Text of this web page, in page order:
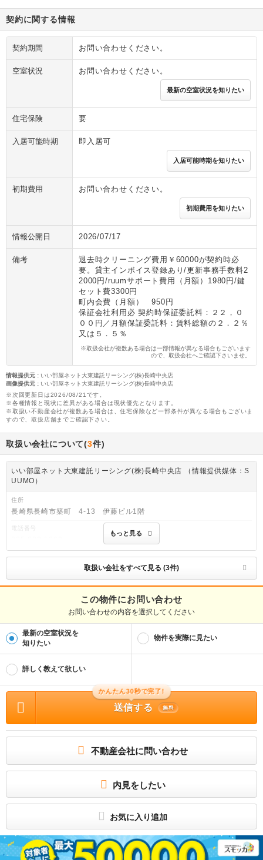
契約に関する情報
契約期間 お問い合わせください。
空室状況 お問い合わせください。
最新の空室状況を知りたい
住宅保険 要
入居可能時期 即入居可
入居可能時期を知りたい
初期費用 お問い合わせください。
初期費用を知りたい
情報公開日 2026/07/17
備考
退去時クリーニング費用￥60000が契約時必
要。貸主インボイス登録あり/更新事務手数料2
2000円/ruumサポート費用（月額）1980円/鍵
セット費3300円
町内会費（月額） 950円
保証会社利用必 契約時保証委託料：２２，０
００円／月額保証委託料：賃料総額の２．２％
又は５．５％
※取扱会社が複数ある場合は一部情報が異なる場合もございます
ので、取扱会社へご確認下さいませ。
情報提供元 : いい部屋ネット大東建託リーシング(株)長崎中央店
画像提供元 : いい部屋ネット大東建託リーシング(株)長崎中央店
※次回更新日は2026/08/21です。
※各種情報と現状に差異がある場合は現状優先となります。
※取扱い不動産会社が複数ある場合は、住宅保険など一部条件が異なる場合もございま
すので、取扱店舗までご確認下さい。
取扱い会社について(3件)
いい部屋ネット大東建託リーシング(株)長崎中央店 （情報提供媒体：S
UUMO）
住所
長崎県長崎市築町 4-13 伊藤ビル1階
電話番号
免許番号
国土交通大臣(2)第9120号
取引態様
100512172887
※お問い合わせの際には、担当者へ物件管理番号をお伝えください。
7分 / 面積 : 51.12m² / 築年月 : 2019年03月 / 賃料 : 5.2万円 / 管理費又は共益費
住宅総合保険等の損害保険料 : 要 / その他 : 退去時クリーニング費用￥60000が契
約時必要。貸主インボイス登録あり/更新事務手数料22000円/ruumサポート費用
（月額）1980円/鍵セット費3300円 町内会費（月額） 950円 保証会社利用必 契
約時保証委託料：２２，０００円／月額保証委託料：賃料総額の２．２％又は５．
ニターで来訪者を確認し、インターホンを通じて室内から会話することができま
（公財）日本賃貸住宅管理協会会員
（公社）首都圏不動産公正取引協議会加盟
もっと見る
取扱い会社をすべて見る (3件)
この物件にお問い合わせ
お問い合わせの内容を選択してください
最新の空室状況を
知りたい
物件を実際に見たい
詳しく教えて欲しい
かんたん30秒で完了!
送信する 無料
不動産会社に問い合わせ
内見をしたい
お気に入り追加